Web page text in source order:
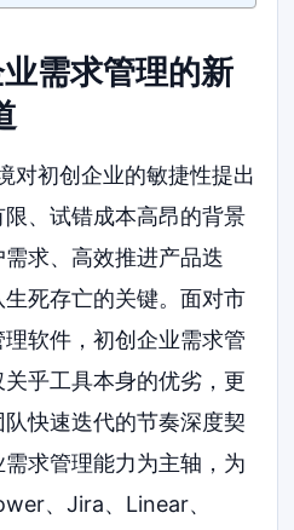
需求管理的新
对初创企业的敏捷性提出
、试错成本高昂的背景
求、高效推进产品迭
死存亡的关键。面对市
软件，初创企业需求管
乎工具本身的优劣，更
快速迭代的节奏深度契
求管理能力为主轴，为
、Jira、Linear、